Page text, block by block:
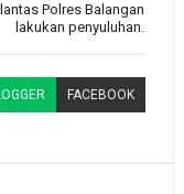
Polres Balangan
lakukan penyuluhan.
FACEBOOK